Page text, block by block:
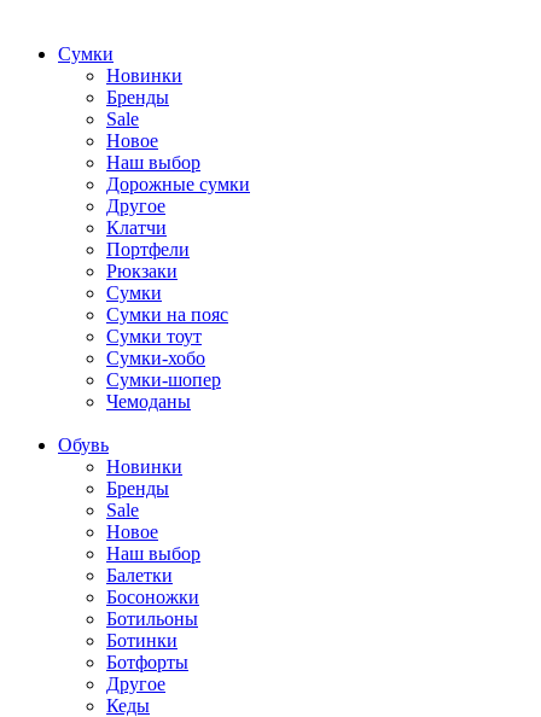
Cумки
Новинки
Бренды
Sale
Новое
Наш выбор
Дорожные сумки
Другое
Клатчи
Портфели
Рюкзаки
Сумки
Сумки на пояс
Сумки тоут
Сумки-хобо
Сумки-шопер
Чемоданы
Обувь
Новинки
Бренды
Sale
Новое
Наш выбор
Балетки
Босоножки
Ботильоны
Ботинки
Ботфорты
Другое
Кеды